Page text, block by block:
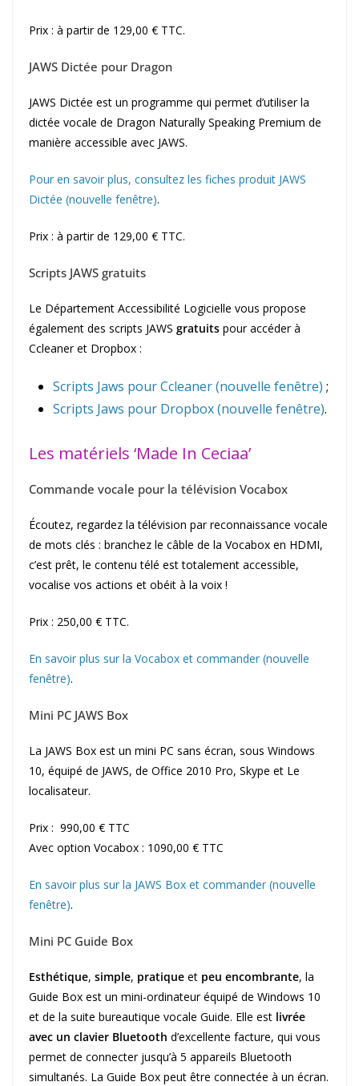
Prix : à partir de 129,00 € TTC.
JAWS Dictée pour Dragon
JAWS Dictée est un programme qui permet d’utiliser la
dictée vocale de Dragon Naturally Speaking Premium de
manière accessible avec JAWS.
Pour en savoir plus, consultez les fiches produit JAWS
Dictée (nouvelle fenêtre).
Prix : à partir de 129,00 € TTC.
Scripts JAWS gratuits
Le Département Accessibilité Logicielle vous propose
également des scripts JAWS gratuits pour accéder à
Ccleaner et Dropbox :
Scripts Jaws pour Ccleaner (nouvelle fenêtre) ;
Scripts Jaws pour Dropbox (nouvelle fenêtre).
Les matériels ‘Made In Ceciaa’
Commande vocale pour la télévision Vocabox
Écoutez, regardez la télévision par reconnaissance vocale
de mots clés : branchez le câble de la Vocabox en HDMI,
c’est prêt, le contenu télé est totalement accessible,
vocalise vos actions et obéit à la voix !
Prix : 250,00 € TTC.
En savoir plus sur la Vocabox et commander (nouvelle
fenêtre).
Mini PC JAWS Box
La JAWS Box est un mini PC sans écran, sous Windows
10, équipé de JAWS, de Office 2010 Pro, Skype et Le
localisateur.
Prix : 990,00 € TTC
Avec option Vocabox : 1090,00 € TTC
En savoir plus sur la JAWS Box et commander (nouvelle
fenêtre).
Mini PC Guide Box
Esthétique, simple, pratique et peu encombrante, la
Guide Box est un mini-ordinateur équipé de Windows 10
et de la suite bureautique vocale Guide. Elle est livrée
avec un clavier Bluetooth d’excellente facture, qui vous
permet de connecter jusqu’à 5 appareils Bluetooth
simultanés. La Guide Box peut être connectée à un écran.